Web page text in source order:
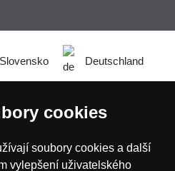
Slovensko Deutschland
België
cookies
soubory cookies a další
vylepšení uživatelského